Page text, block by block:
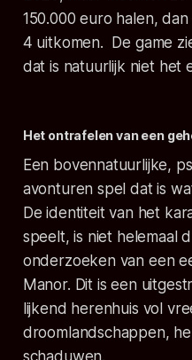
150.000 euro halen,
4 uitkomen. De game
dat is natuurlijk niet het
Het ontrafelen van een
Een bovennatuurlijke,
avonturen spel dat is
De identiteit van het
speelt, is niet helemaal
onderzoeken van een
Manor. Dit is een
lijkend herenhuis vol
droomlandschappen,
schaduwen.